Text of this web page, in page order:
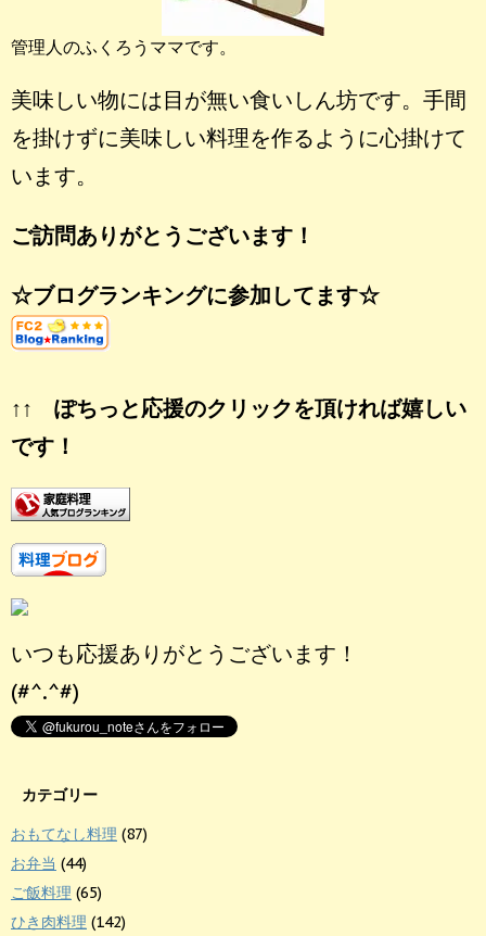
管理人のふくろうママです。
美味しい物には目が無い食いしん坊です。手間
を掛けずに美味しい料理を作るように心掛けて
います。
ご訪問ありがとうございます！
☆ブログランキングに参加してます☆
↑↑ ぽちっと応援のクリックを頂ければ嬉しい
です！
いつも応援ありがとうございます！
(#^.^#)
カテゴリー
おもてなし料理 (87)
お弁当 (44)
ご飯料理 (65)
ひき肉料理 (142)